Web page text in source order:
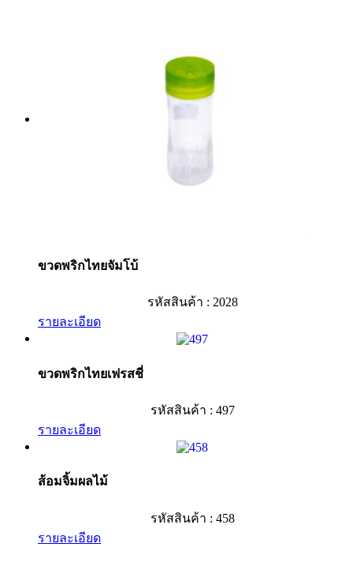
ขวดพริกไทยจัมโบ้
รหัสสินค้า : 2028
รายละเอียด
ขวดพริกไทยเฟรสชี่
รหัสสินค้า : 497
รายละเอียด
ส้อมจิ้มผลไม้
รหัสสินค้า : 458
รายละเอียด